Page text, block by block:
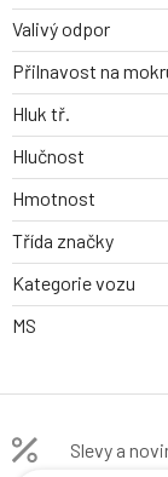
Valivý odpor
Přilnavost na
Hluk tř.
Hlučnost
Hmotnost
Třída značky
Kategorie vozu
MS
Slevy a